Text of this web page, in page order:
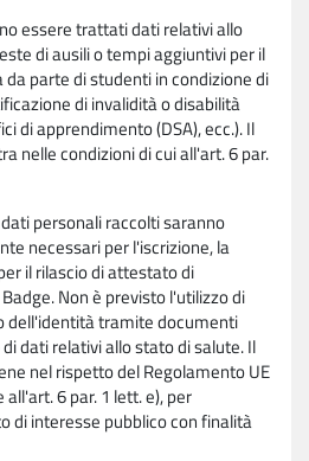
essere trattati dati relativi allo
di ausili o tempi aggiuntivi per il
parte di studenti in condizione di
di invalidità o disabilità
di apprendimento (DSA), ecc.). Il
nelle condizioni di cui all'art. 6 par.
personali raccolti saranno
necessari per l'iscrizione, la
il rilascio di attestato di
Non è previsto l'utilizzo di
dell'identità tramite documenti
dati relativi allo stato di salute. Il
nel rispetto del Regolamento UE
all'art. 6 par. 1 lett. e), per
di interesse pubblico con finalità